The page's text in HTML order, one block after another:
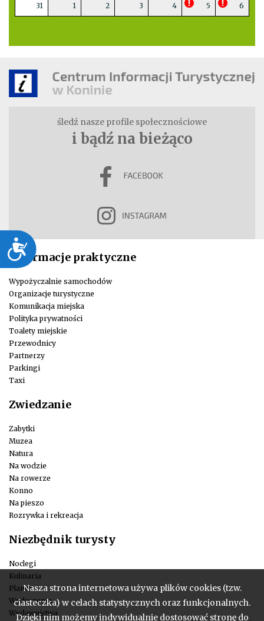
Dostępność
31 1 2 3 4 5 6
śledź nasze profile społecznościowe
i bądź na bieżąco
Informacje praktyczne
Wypożyczalnie samochodów
Organizacje turystyczne
Komunikacja miejska
Polityka prywatności
Toalety miejskie
Przewodnicy
Partnerzy
Parkingi
Taxi
Zwiedzanie
Zabytki
Muzea
Natura
Na wodzie
Na rowerze
Konno
Na pieszo
Rozrywka i rekreacja
Niezbędnik turysty
Noclegi
Kulinaria
Planer
Wydarzenia
Wydawnictwa
Nasza strona internetowa używa plików cookies (tzw.
ciasteczka) w celach statystycznych oraz funkcjonalnych.
Dzięki nim możemy indywidualnie dostosować stronę do